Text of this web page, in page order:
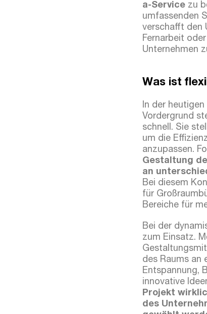
a-Service zu
umfassenden
verschafft den
Fernarbeit
Unternehmen
Was ist
In der
Vordergrund
schnell. Sie
um die
anzupassen.
Gestaltung
an
Bei diesem
für
Bereiche für
Bei der
zum Einsatz.
des Raums an
Entspannung,
innovative
Projekt
des